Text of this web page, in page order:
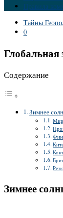
Правила
Тайны
0
Глобальная
Содержание
Зимнее
Зимнее